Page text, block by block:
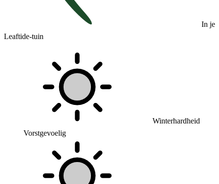
In je
Leaftide-tuin
Winterhardheid
Vorstgevoelig